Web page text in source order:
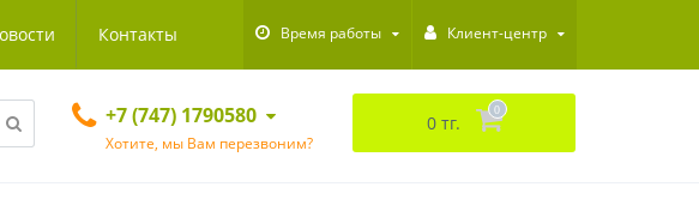
Контакты Время работы Клиент-центр
+7 (747) 1790580
Хотите, мы Вам перезвоним?
0 тг.
0